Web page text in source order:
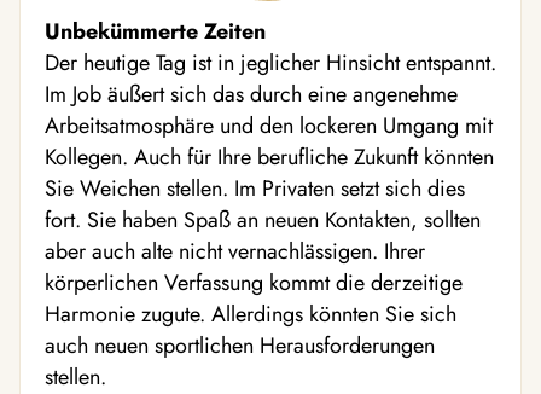
Unbekümmerte Zeiten
Der heutige Tag ist in jeglicher Hinsicht entspannt.
Im Job äußert sich das durch eine angenehme
Arbeitsatmosphäre und den lockeren Umgang mit
Kollegen. Auch für Ihre berufliche Zukunft könnten
Sie Weichen stellen. Im Privaten setzt sich dies
fort. Sie haben Spaß an neuen Kontakten, sollten
aber auch alte nicht vernachlässigen. Ihrer
körperlichen Verfassung kommt die derzeitige
Harmonie zugute. Allerdings könnten Sie sich
auch neuen sportlichen Herausforderungen
stellen.